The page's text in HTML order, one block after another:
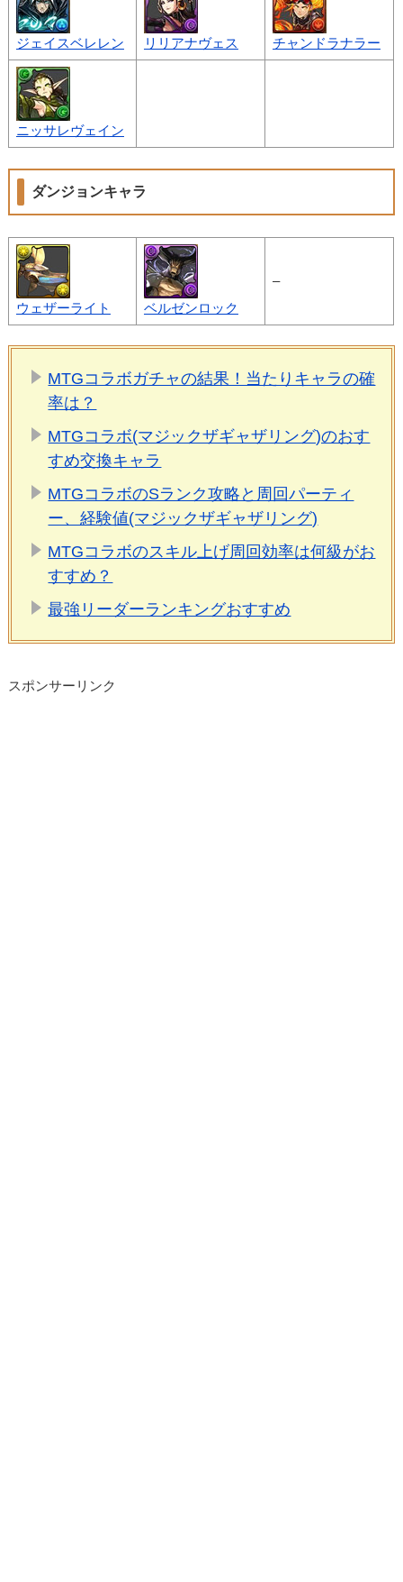
ジェイスベレレン リリアナヴェス チャンドラナラー
ニッサレヴェイン
ダンジョンキャラ
ウェザーライト ベルゼンロック
–
MTGコラボガチャの結果！当たりキャラの確
率は？
MTGコラボ(マジックザギャザリング)のおす
すめ交換キャラ
MTGコラボのSランク攻略と周回パーティ
ー、経験値(マジックザギャザリング)
MTGコラボのスキル上げ周回効率は何級がお
すすめ？
最強リーダーランキングおすすめ
スポンサーリンク